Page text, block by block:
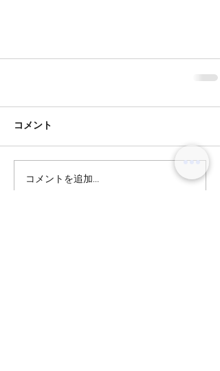
コメント
コメントを追加…